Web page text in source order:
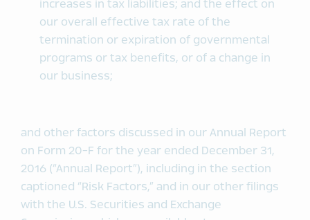
increases in tax liabilities; and the effect on
our overall effective tax rate of the
termination or expiration of governmental
programs or tax benefits, or of a change in
our business;
and other factors discussed in our Annual Report
on Form 20-F for the year ended December 31,
2016 (“Annual Report”), including in the section
captioned “Risk Factors,” and in our other filings
with the U.S. Securities and Exchange